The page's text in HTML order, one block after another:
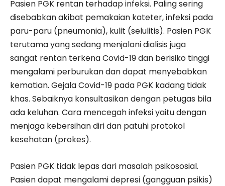
Pasien PGK rentan terhadap infeksi. Paling sering
disebabkan akibat pemakaian kateter, infeksi pada
paru-paru (pneumonia), kulit (selulitis). Pasien PGK
terutama yang sedang menjalani dialisis juga
sangat rentan terkena Covid-19 dan berisiko tinggi
mengalami perburukan dan dapat menyebabkan
kematian. Gejala Covid-19 pada PGK kadang tidak
khas. Sebaiknya konsultasikan dengan petugas bila
ada keluhan. Cara mencegah infeksi yaitu dengan
menjaga kebersihan diri dan patuhi protokol
kesehatan (prokes).
Pasien PGK tidak lepas dari masalah psikososial.
Pasien dapat mengalami depresi (gangguan psikis)